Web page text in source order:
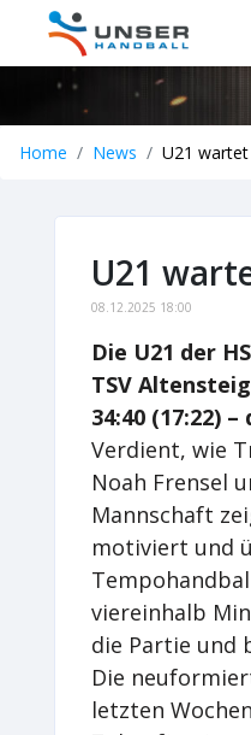
Home News U21
U21
08.12.2025 18:00
Die U21 der
TSV
34:40 (17:22)
Verdient, wie
Noah Frensel
Mannschaft
motiviert und
viereinhalb
die Partie und
Die
letzten